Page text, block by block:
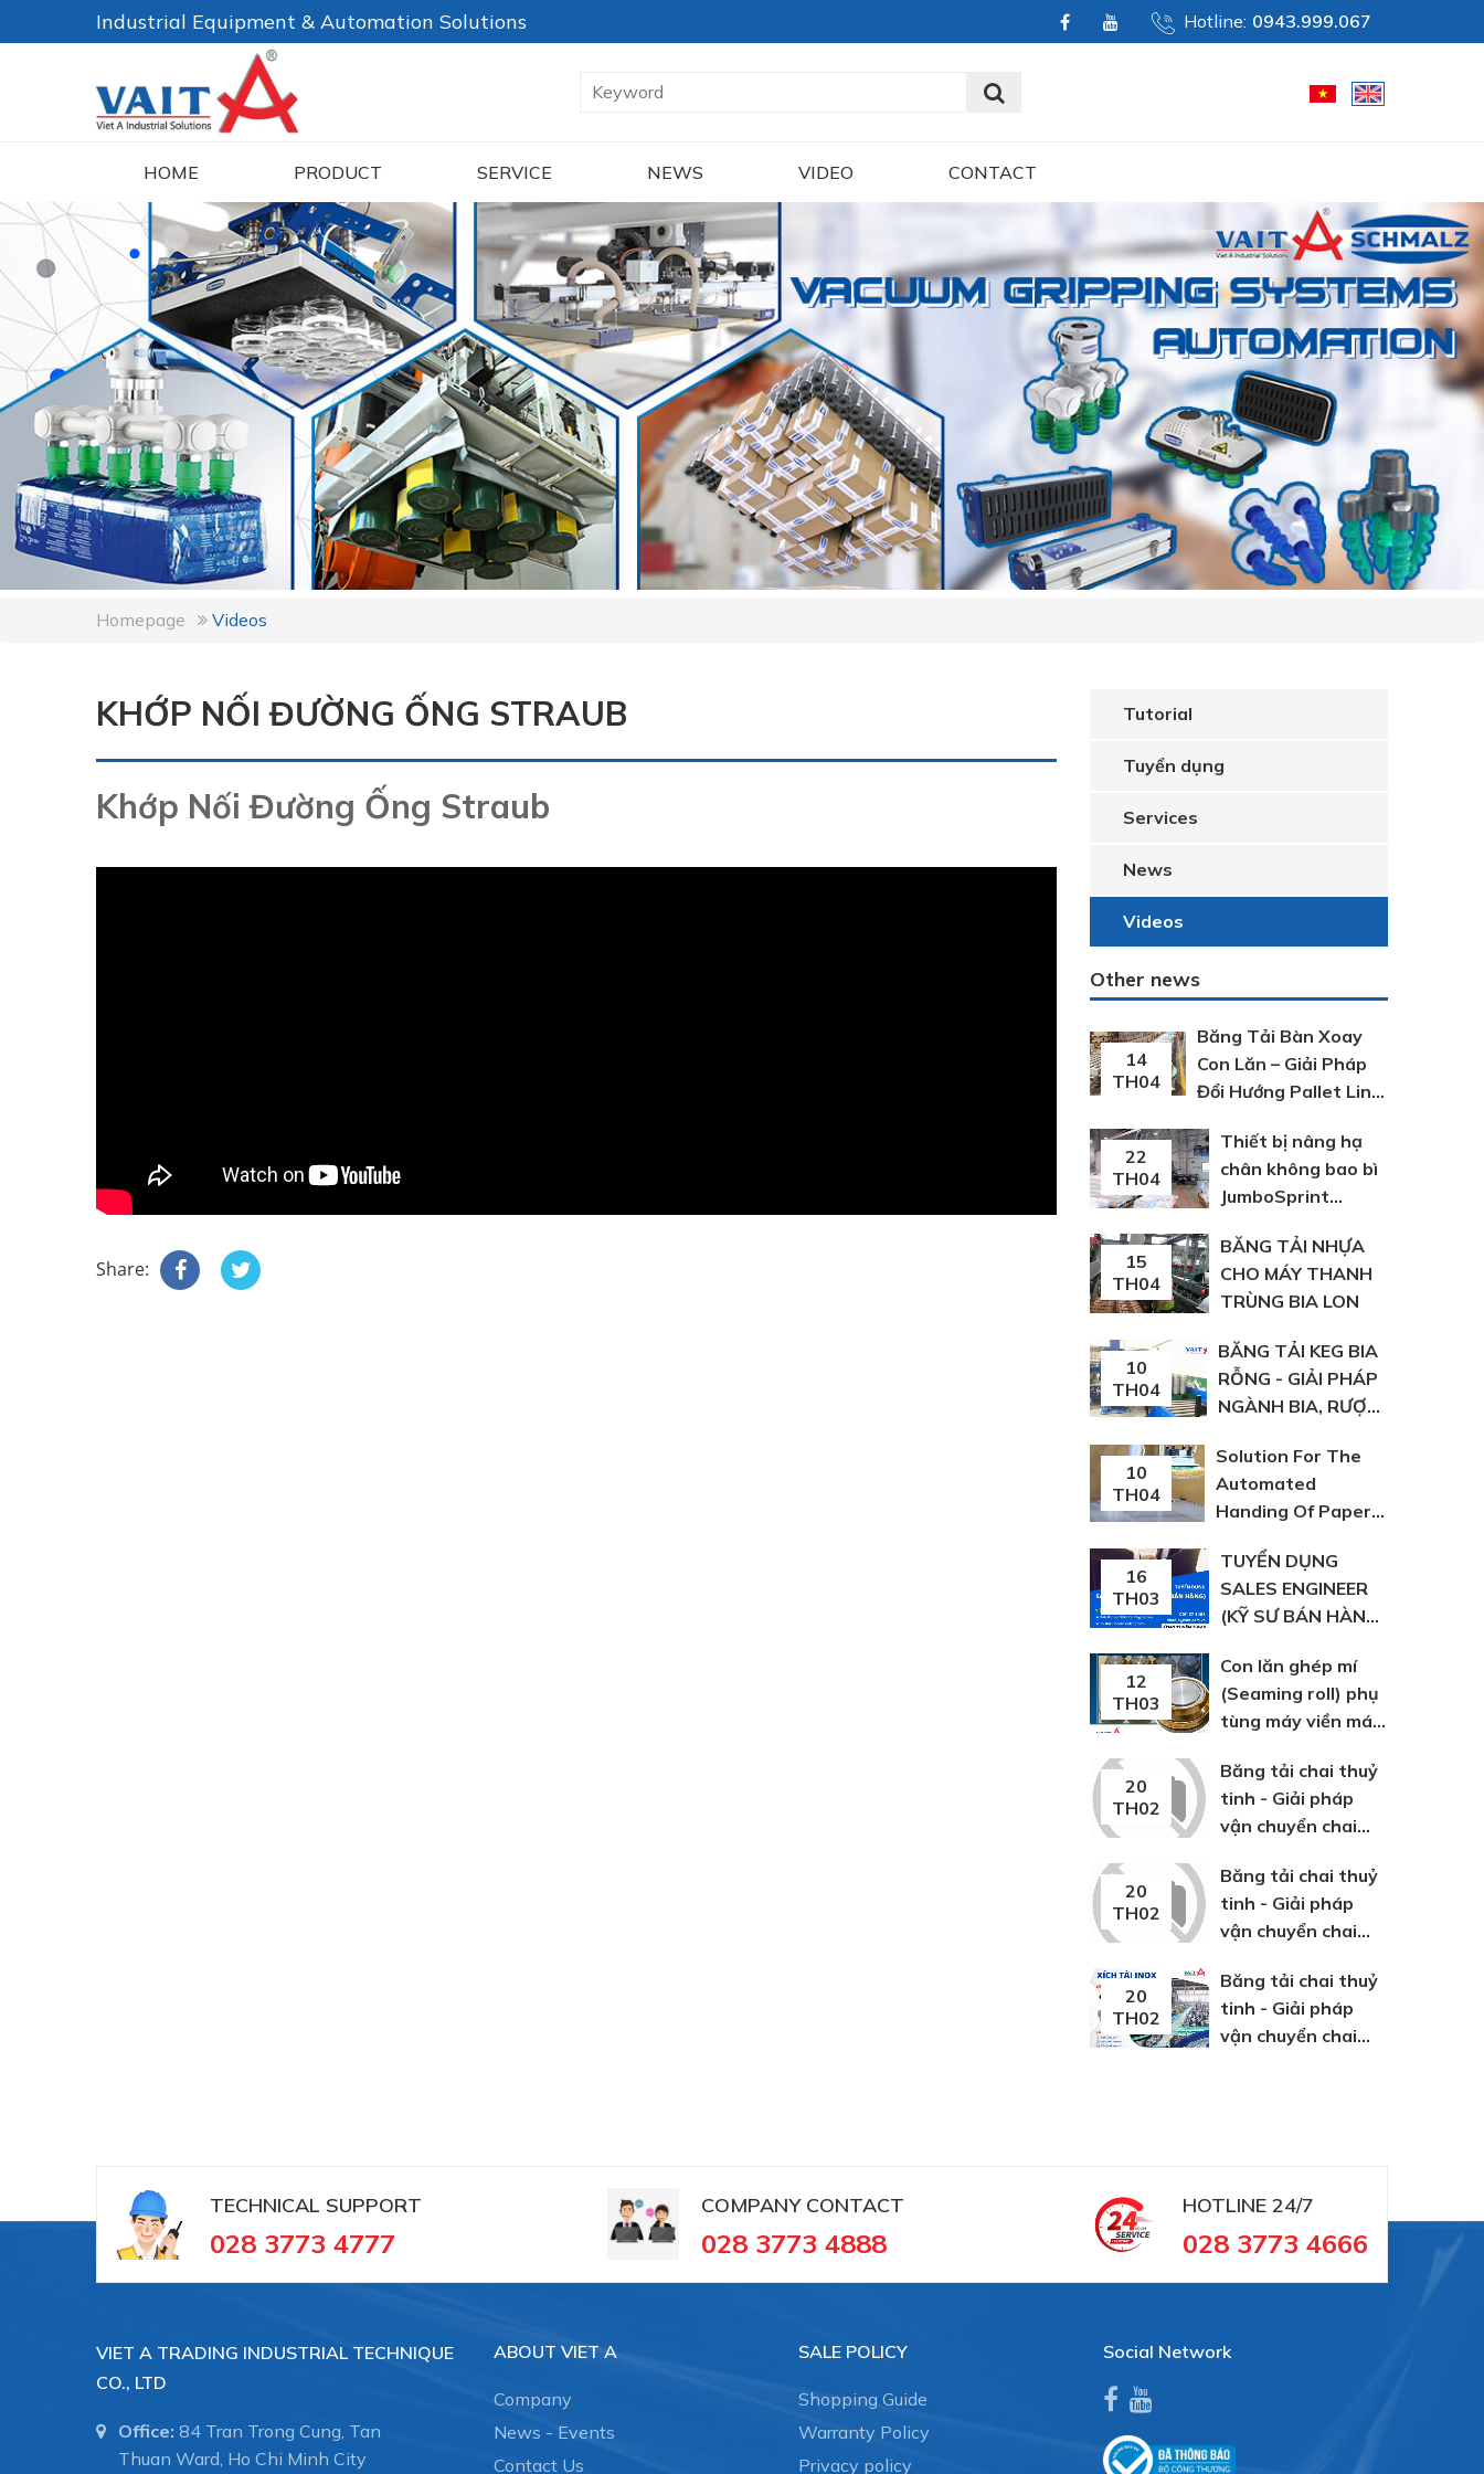
Industrial Equipment & Automation Solutions Hotline: 0943.999.067
HOME PRODUCT SERVICE NEWS VIDEO CONTACT
Homepage Videos
KHỚP NỐI ĐƯỜNG ỐNG STRAUB
Khớp Nối Đường Ống Straub
Share:
Tutorial
Tuyển dụng
Services
News
Videos
Other news
14
TH04
Băng Tải Bàn Xoay
Con Lăn – Giải Pháp
Đổi Hướng Pallet Linh
Chuyền Sản Xuất
22
TH04
Thiết bị nâng hạ
chân không bao bì
JumboSprint
15
TH04
BĂNG TẢI NHỰA
CHO MÁY THANH
TRÙNG BIA LON
10
TH04
BĂNG TẢI KEG BIA
RỖNG - GIẢI PHÁP
NGÀNH BIA, RƯỢU,
10
TH04
Solution For The
Automated
Handing Of Paper,
Bags
16
TH03
TUYỂN DỤNG
SALES ENGINEER
(KỸ SƯ BÁN HÀNG)
12
TH03
Con lăn ghép mí
(Seaming roll) phụ
tùng máy viền máy
20
TH02
Băng tải chai thuỷ
tinh - Giải pháp
vận chuyển chai
20
TH02
Băng tải chai thuỷ
tinh - Giải pháp
vận chuyển chai
20
TH02
Băng tải chai thuỷ
tinh - Giải pháp
vận chuyển chai
TECHNICAL SUPPORT
028 3773 4777
COMPANY CONTACT
028 3773 4888
HOTLINE 24/7
028 3773 4666
VIET A TRADING INDUSTRIAL TECHNIQUE
CO., LTD
Office: 84 Tran Trong Cung, Tan
Thuan Ward, Ho Chi Minh City
ABOUT VIET A
Company
News - Events
Contact Us
SALE POLICY
Shopping Guide
Warranty Policy
Privacy policy
Social Network